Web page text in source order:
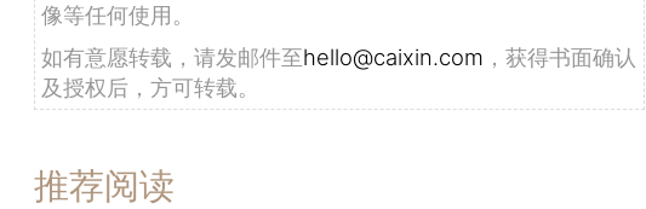
像等任何使用。
如有意愿转载，请发邮件至hello@caixin.com ，获得书面确认
及授权后，方可转载。
推荐阅读